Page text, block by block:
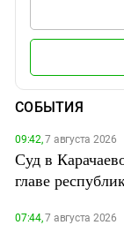
СОБЫТИЯ
09:42,7 августа 2026
Суд в
главе
07:44,7 августа 2026